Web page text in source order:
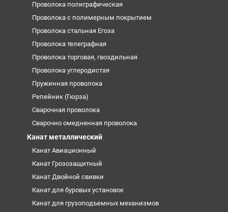
Проволока полиграфическая
Проволока с полимерным покрытием
Проволока стальная Егоза
Проволока телеграфная
Проволока торговая, гвоздильная
Проволока углеродистая
Пружинная проволока
Репейник (Гюрза)
Сварочная проволока
Сварочно омедненная проволока
Канат металлический
Канат Авиационный
Канат Грозозащитный
Канат Двойной свивки
Канат для буровых установок
Канат для грузоподъемных механизмов